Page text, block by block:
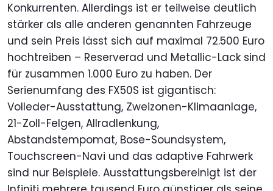
Konkurrenten. Allerdings ist er teilweise deutlich
stärker als alle anderen genannten Fahrzeuge
und sein Preis lässt sich auf maximal 72.500 Euro
hochtreiben – Reserverad und Metallic-Lack sind
für zusammen 1.000 Euro zu haben. Der
Serienumfang des FX50S ist gigantisch:
Volleder-Ausstattung, Zweizonen-Klimaanlage,
21-Zoll-Felgen, Allradlenkung,
Abstandstempomat, Bose-Soundsystem,
Touchscreen-Navi und das adaptive Fahrwerk
sind nur Beispiele. Ausstattungsbereinigt ist der